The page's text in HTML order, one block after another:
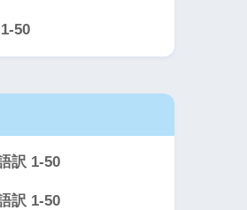
50
訳 1-50
訳 1-50